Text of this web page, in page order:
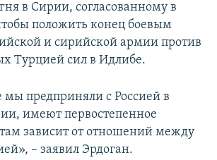
в Сирии, согласованному в
положить конец боевым
и сирийской армии против
Турцией сил в Идлибе.
предприняли с Россией в
имеют первостепенное
зависит от отношений между
– заявил Эрдоган.